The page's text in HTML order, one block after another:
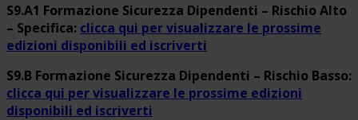
S9.A1 Formazione Sicurezza Dipendenti – Rischio Alto
– Specifica: clicca qui per visualizzare le prossime
edizioni disponibili ed iscriverti
S9.B Formazione Sicurezza Dipendenti – Rischio Basso:
clicca qui per visualizzare le prossime edizioni
disponibili ed iscriverti